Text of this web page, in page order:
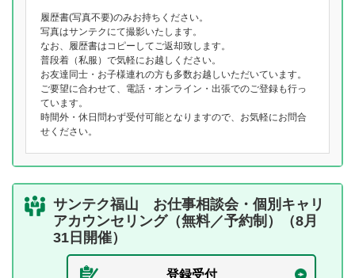
履歴書(写真不要)のみお持ちください。
写真はサンテクにて撮影いたします。
なお、履歴書はコピーしてご返却致します。
普段着（私服）で気軽にお越しください。
お友達同士・お子様連れの方も多数お越しいただいています。
ご要望に合わせて、電話・オンライン・出張でのご登録も行っ
ています。
時間外・休日問わず受付可能となりますので、お気軽にお問合
せください。
サンテク福山 お仕事相談会・個別キャリ
アカウンセリング（無料／予約制）（8月
31日開催）
登録受付